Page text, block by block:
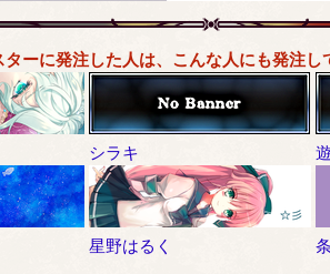
ーに発注した人は、こんな人にも発注し
シラキ
星野はるく